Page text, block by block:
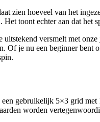
zien hoeveel van het
toont echter aan dat het
versmelt met
Of je nu een beginner
gebruikelijk 5×3 grid
worden